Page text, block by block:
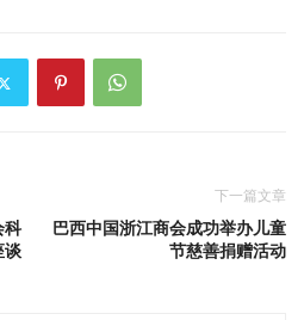
科
谈
下一篇文章
巴西中国浙江商会成功举办儿童
节慈善捐赠活动